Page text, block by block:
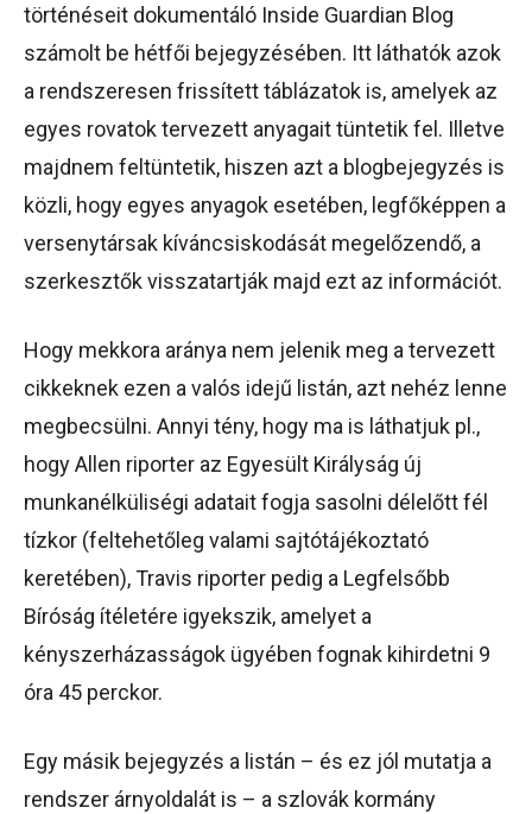
történéseit dokumentáló Inside Guardian Blog
számolt be hétfői bejegyzésében. Itt láthatók azok
a rendszeresen frissített táblázatok is, amelyek az
egyes rovatok tervezett anyagait tüntetik fel. Illetve
majdnem feltüntetik, hiszen azt a blogbejegyzés is
közli, hogy egyes anyagok esetében, legfőképpen a
versenytársak kíváncsiskodását megelőzendő, a
szerkesztők visszatartják majd ezt az információt.
Hogy mekkora aránya nem jelenik meg a tervezett
cikkeknek ezen a valós idejű listán, azt nehéz lenne
megbecsülni. Annyi tény, hogy ma is láthatjuk pl.,
hogy Allen riporter az Egyesült Királyság új
munkanélküliségi adatait fogja sasolni délelőtt fél
tízkor (feltehetőleg valami sajtótájékoztató
keretében), Travis riporter pedig a Legfelsőbb
Bíróság ítéletére igyekszik, amelyet a
kényszerházasságok ügyében fognak kihirdetni 9
óra 45 perckor.
Egy másik bejegyzés a listán – és ez jól mutatja a
rendszer árnyoldalát is – a szlovák kormány